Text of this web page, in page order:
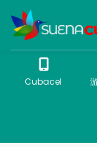
Cubacel